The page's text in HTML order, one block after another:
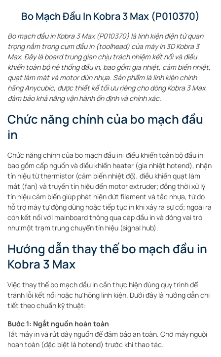
Bo Mạch Đầu In Kobra 3 Max (P010370)
Bo mạch đầu in Kobra 3 Max (P010370) là linh kiện điện tử quan
trọng nằm trong cụm đầu in (toolhead) của máy in 3D Kobra 3
Max. Đây là board trung gian chịu trách nhiệm kết nối và điều
khiển toàn bộ hệ thống đầu in, bao gồm gia nhiệt, cảm biến nhiệt,
quạt làm mát và motor đùn nhựa. Sản phẩm là linh kiện chính
hãng Anycubic, được thiết kế tối ưu riêng cho dòng Kobra 3 Max,
đảm bảo khả năng vận hành ổn định và chính xác.
Chức năng chính của bo mạch đầu
in
Chức năng chính của bo mạch đầu in: điều khiển toàn bộ đầu in
bao gồm cấp nguồn và điều khiển heater (gia nhiệt hotend), nhận
tín hiệu từ thermistor (cảm biến nhiệt độ), điều khiển quạt làm
mát (fan) và truyền tín hiệu đến motor extruder; đồng thời xử lý
tín hiệu cảm biến giúp phát hiện đứt filament và tắc nhựa, từ đó
hỗ trợ máy tự động dừng hoặc tiếp tục in khi xảy ra sự cố; ngoài ra
còn kết nối với mainboard thông qua cáp đầu in và đóng vai trò
như một trạm trung chuyển tín hiệu (signal hub).
Hướng dẫn thay thế bo mạch đầu in
Kobra 3 Max
Việc thay thế bo mạch đầu in cần thực hiện đúng quy trình để
tránh lỗi kết nối hoặc hư hỏng linh kiện. Dưới đây là hướng dẫn chi
tiết theo chuẩn kỹ thuật:
Bước 1: Ngắt nguồn hoàn toàn
Tắt máy in và rút dây nguồn để đảm bảo an toàn. Chờ máy nguội
hoàn toàn (đặc biệt là hotend) trước khi thao tác.